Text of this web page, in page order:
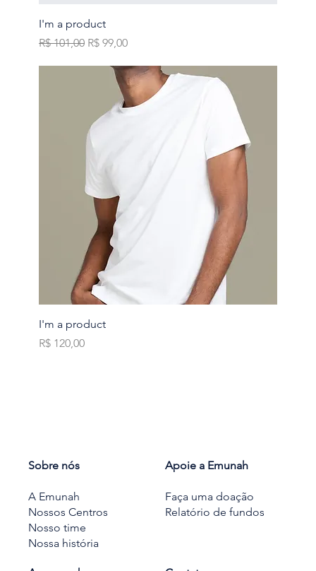
I'm a product
Preço normal
R$ 101,00 Preço promocional
R$ 99,00
I'm a product
Preço
R$ 120,00
Sobre nós
A Emunah
Nossos Centros
Nosso time
Nossa história
Apoie a Emunah
Faça uma doação
Relatório de fundos